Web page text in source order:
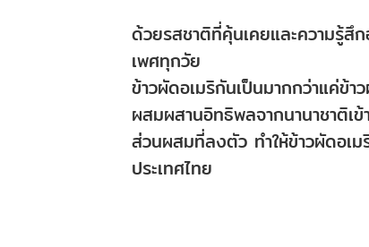
ด้วยรสชาติที่คุ้นเคยและความรู้สึ
เพศทุกวัย
ข้าวผัดอเมริกันเป็นมากกว่าแค่ข้
ผสมผสานอิทธิพลจากนานาชาติเ
ส่วนผสมที่ลงตัว ทำให้ข้าวผัดอเม
ประเทศไทย